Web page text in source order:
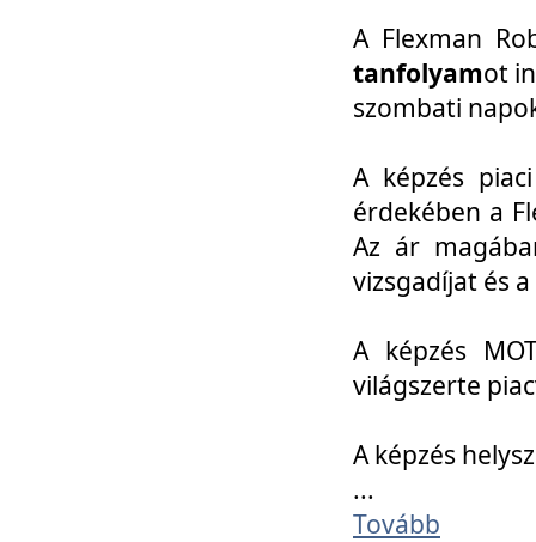
A Flexman
tanfolyamot
szombati
A képzés
érdekében a
Az ár
vizsgadíjat és
A képzés
világszerte
A képzés
...
Tovább